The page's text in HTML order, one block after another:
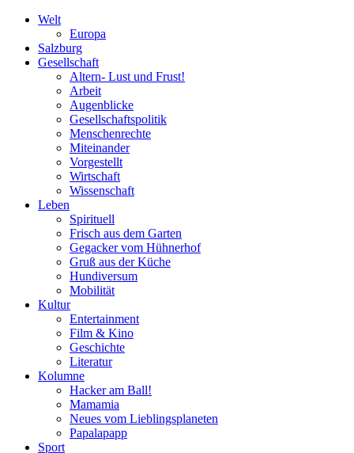
Welt
Europa
Salzburg
Gesellschaft
Altern- Lust und Frust!
Arbeit
Augenblicke
Gesellschaftspolitik
Menschenrechte
Miteinander
Vorgestellt
Wirtschaft
Wissenschaft
Leben
Spirituell
Frisch aus dem Garten
Gegacker vom Hühnerhof
Gruß aus der Küche
Hundiversum
Mobilität
Kultur
Entertainment
Film & Kino
Geschichte
Literatur
Kolumne
Hacker am Ball!
Mamamia
Neues vom Lieblingsplaneten
Papalapapp
Sport